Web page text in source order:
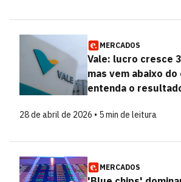
MERCADOS
Vale: lucro cresce
mas vem abaixo
entenda o
28 de abril de 2026 • 5 min de leitura
MERCADOS